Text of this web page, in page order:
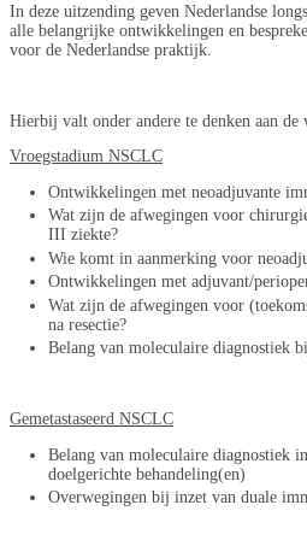
In deze uitzending geven Nederlandse
alle belangrijke ontwikkelingen en
voor de Nederlandse praktijk.
Hierbij valt onder andere te denken aan de
Vroegstadium NSCLC
Ontwikkelingen met neoadjuvante
Wat zijn de afwegingen voor
III ziekte?
Wie komt in aanmerking voor
Ontwikkelingen met adjuvant/
Wat zijn de afwegingen voor
na resectie?
Belang van moleculaire diagnostiek
Gemetastaseerd NSCLC
Belang van moleculaire diagnostiek
doelgerichte behandeling(en)
Overwegingen bij inzet van duale